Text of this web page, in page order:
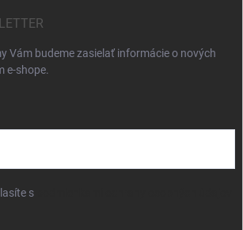
Vám budeme zasielať informácie o nových
e-shope.
s